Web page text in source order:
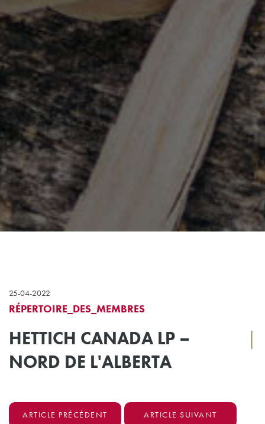
25-04-2022
RÉPERTOIRE_DES_MEMBRES
HETTICH CANADA LP –
NORD DE L'ALBERTA
|
ARTICLE PRÉCÉDENT ARTICLE SUIVANT